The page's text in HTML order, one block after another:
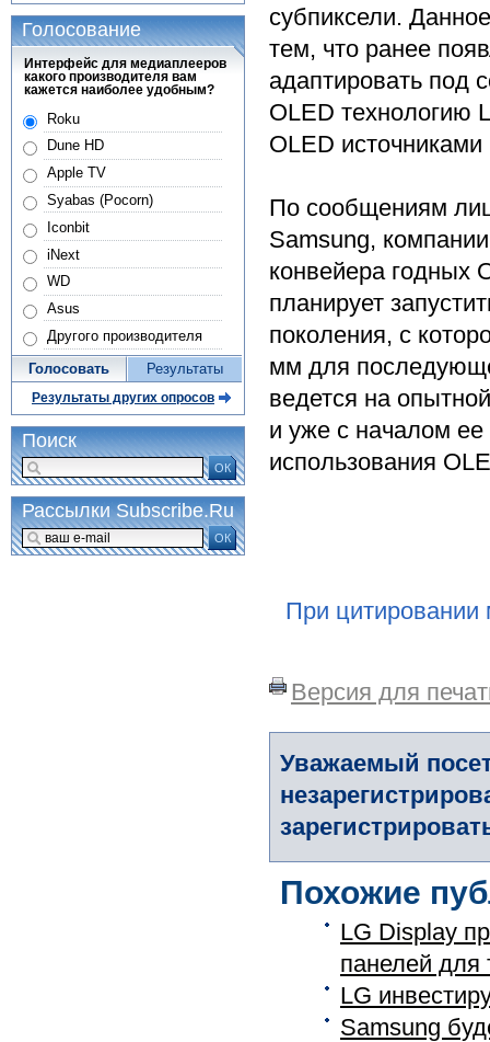
субпиксели.
тем, что ранее
адаптировать под
OLED технологию
OLED
По сообщениям
Samsung,
конвейера годных
планирует
поколения, с
мм для
ведется на
и уже с началом
использования
При цитировании
Версия для
Уважаемый
Похожие
LG Display
панелей для
LG
Samsung
Голосование
Интерфейс для медиаплееров
какого производителя вам
кажется наиболее удобным?
Roku
Dune HD
Apple TV
Syabas (Pocorn)
Iconbit
iNext
WD
Asus
Другого производителя
Голосовать Результаты
Результаты других опросов
Поиск
ОК
Рассылки Subscribe.Ru
ОК